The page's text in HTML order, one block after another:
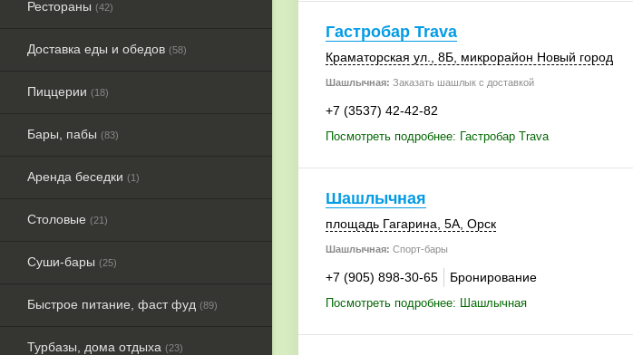
Рестораны (42)
Доставка еды и обедов (58)
Пиццерии (18)
Бары, пабы (83)
Аренда беседки (1)
Столовые (21)
Суши-бары (25)
Быстрое питание, фаст фуд (89)
Турбазы, дома отдыха (23)
Гастробар Trava
Краматорская ул., 8Б, микрорайон Новый город
Шашлычная: Заказать шашлык с доставкой
+7 (3537) 42-42-82
Посмотреть подробнее: Гастробар Trava
Шашлычная
площадь Гагарина, 5А, Орск
Шашлычная: Спорт-бары
+7 (905) 898-30-65 Бронирование
Посмотреть подробнее: Шашлычная